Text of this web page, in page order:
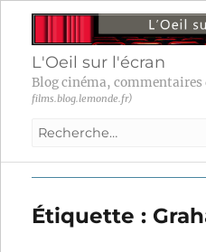
L'Oeil sur l'écran
Blog cinéma, commentaires
films.blog.lemonde.fr)
Recherche
:
Étiquette :